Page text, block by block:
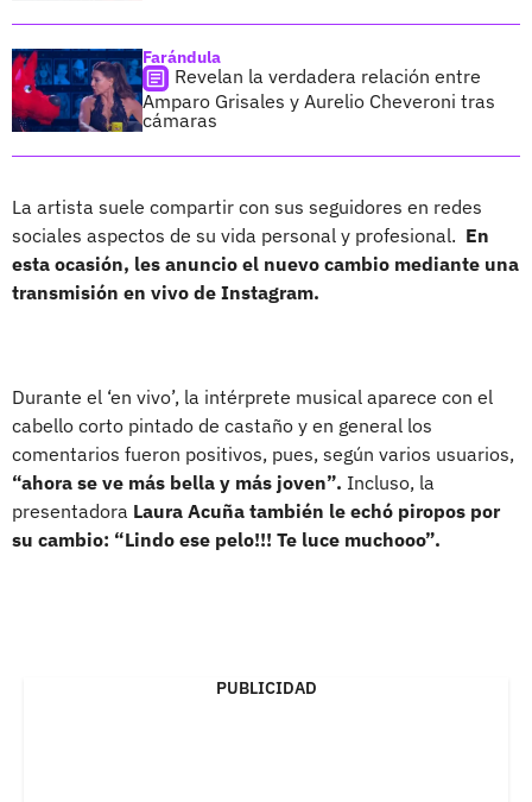
Farándula
Revelan la verdadera relación entre
Amparo Grisales y Aurelio Cheveroni tras
cámaras
La artista suele compartir con sus seguidores en redes
sociales aspectos de su vida personal y profesional. En
esta ocasión, les anuncio el nuevo cambio mediante una
transmisión en vivo de Instagram.
Durante el ‘en vivo’, la intérprete musical aparece con el
cabello corto pintado de castaño y en general los
comentarios fueron positivos, pues, según varios usuarios,
“ahora se ve más bella y más joven”. Incluso, la
presentadora Laura Acuña también le echó piropos por
su cambio: “Lindo ese pelo!!! Te luce muchooo”.
PUBLICIDAD